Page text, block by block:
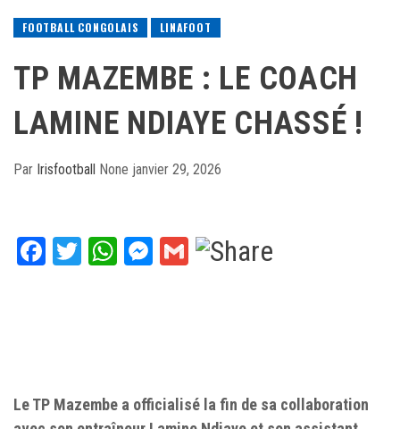
FOOTBALL CONGOLAIS LINAFOOT
TP MAZEMBE : LE COACH
LAMINE NDIAYE CHASSÉ !
Par Irisfootball None janvier 29, 2026
Facebook
TwitterWhatsApp
Messenger
Gmail
Le TP Mazembe a officialisé la fin de sa collaboration